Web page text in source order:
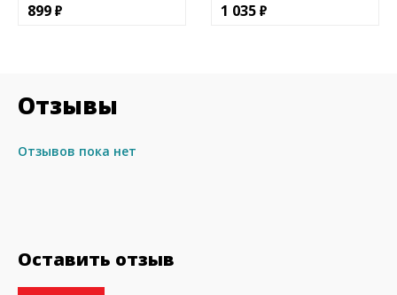
899 1 035
Отзывы
Отзывов пока нет
Оставить отзыв